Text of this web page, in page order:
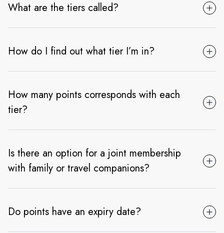
What are the tiers called?
How do I find out what tier I’m in?
How many points corresponds with each
tier?
Is there an option for a joint membership
with family or travel companions?
Do points have an expiry date?